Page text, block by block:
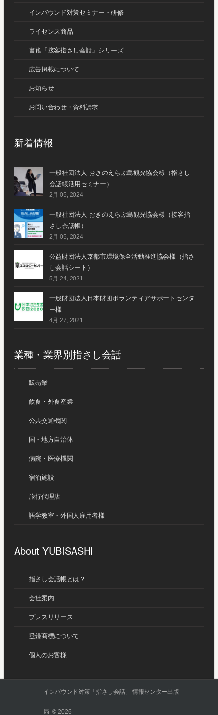
インバウンド対策セミナー・研修
ライセンス商品
書籍「接客指さし会話」シリーズ
広告掲載について
お知らせ
お問い合わせ・資料請求
新着情報
一般社団法人 おきのえらぶ島観光協会様（指さし
会話帳活用セミナー）
2月 05, 2024
一般社団法人 おきのえらぶ島観光協会様（接客指
さし会話帳）
2月 05, 2024
公益財団法人京都市環境保全活動推進協会様（指さ
し会話シート）
5月 24, 2021
一般財団法人日本財団ボランティアサポートセンタ
ー様
4月 27, 2021
業種・業界別指さし会話
販売業
飲食・外食産業
公共交通機関
国・地方自治体
病院・医療機関
宿泊施設
旅行代理店
語学教室・外国人雇用者様
About YUBISASHI
指さし会話帳とは？
会社案内
プレスリリース
登録商標について
個人のお客様
インバウンド対策「指さし会話」 情報センター出版
局 © 2026